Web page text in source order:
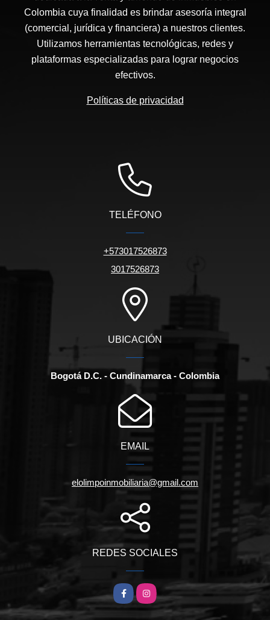
Colombia cuya finalidad es brindar asesoría integral
(comercial, jurídica y financiera) a nuestros clientes.
Utilizamos herramientas tecnológicas, redes y
plataformas especializadas para lograr negocios
efectivos.
Políticas de privacidad
TELÉFONO
+573017526873
3017526873
UBICACIÓN
Bogotá D.C. - Cundinamarca - Colombia
EMAIL
elolimpoinmobiliaria@gmail.com
REDES SOCIALES
FacebookInstagram